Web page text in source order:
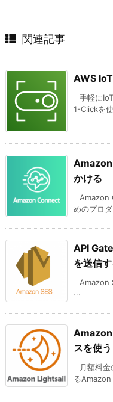
関連記事
AWS
手軽に
1-Clickを
かける
Amazon
めのプロ
API
を送信
Amazon
...
スを使う
月額料
る